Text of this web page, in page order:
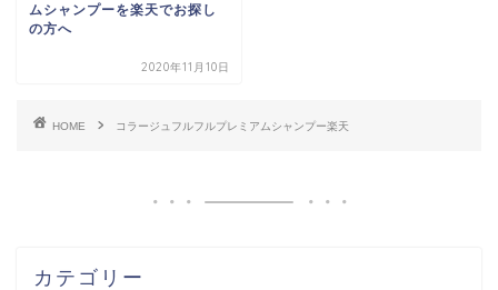
ムシャンプーを楽天でお探し
の方へ
2020年11月10日
HOME コラージュフルフルプレミアムシャンプー楽天
カテゴリー